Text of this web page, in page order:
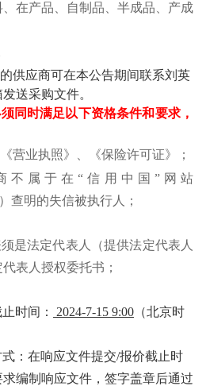
在产品、自制品、半成品、产成
供应商可在本公告期间联系刘英
送采购文件。
同时满足以下资格条件和要求，
营业执照》、《保险许可证》；
不属于在“信用中国”网站
查明的失信被执行人；
是法定代表人（提供法定代表人
表人授权委托书；
时间：
2024-7-15 9:00 （北京时
：在响应文件提交/报价截止时
编制响应文件，签字盖章后通过